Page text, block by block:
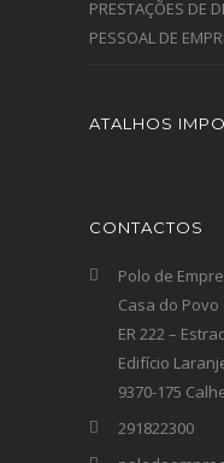
PRESTAÇÕES DE
PESSOAL DE
ATALHOS
CONTACTOS
Polo de
Casa do
ER 222 –
Edifício
9370-175
291822300